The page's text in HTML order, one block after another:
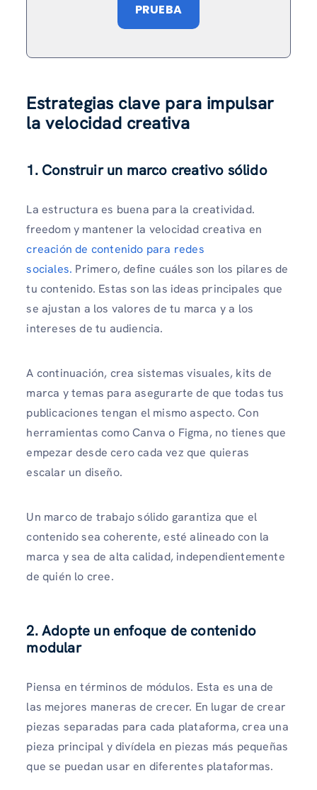
PRUEBA
Estrategias clave para impulsar
la velocidad creativa
1. Construir un marco creativo sólido
La estructura es buena para la creatividad.
freedom y mantener la velocidad creativa en
creación de contenido para redes
sociales. Primero, define cuáles son los pilares de
tu contenido. Estas son las ideas principales que
se ajustan a los valores de tu marca y a los
intereses de tu audiencia.
A continuación, crea sistemas visuales, kits de
marca y temas para asegurarte de que todas tus
publicaciones tengan el mismo aspecto. Con
herramientas como Canva o Figma, no tienes que
empezar desde cero cada vez que quieras
escalar un diseño.
Un marco de trabajo sólido garantiza que el
contenido sea coherente, esté alineado con la
marca y sea de alta calidad, independientemente
de quién lo cree.
2. Adopte un enfoque de contenido
modular
Piensa en términos de módulos. Esta es una de
las mejores maneras de crecer. En lugar de crear
piezas separadas para cada plataforma, crea una
pieza principal y divídela en piezas más pequeñas
que se puedan usar en diferentes plataformas.